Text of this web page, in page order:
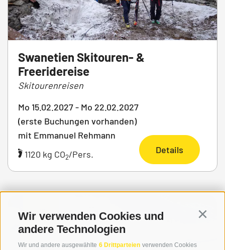
Wir verwenden Cookies und
andere Technologien
Wir und andere ausgewählte 6 Drittparteien verwenden Cookies
Swanetien Skitouren- &
Freeridereise
Skitourenreisen
Mo 15.02.2027 - Mo 22.02.2027
(erste Buchungen vorhanden)
mit Emmanuel Rehmann
1120 kg CO2/Pers. Details
€ 955